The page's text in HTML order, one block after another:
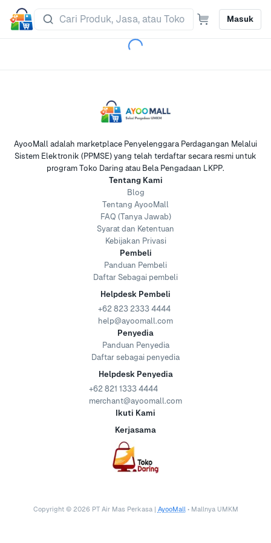
Masuk
AyooMall adalah marketplace Penyelenggara Perdagangan Melalui
Sistem Elektronik (PPMSE) yang telah terdaftar secara resmi untuk
program Toko Daring atau Bela Pengadaan LKPP.
Tentang Kami
Blog
Tentang AyooMall
FAQ (Tanya Jawab)
Syarat dan Ketentuan
Kebijakan Privasi
Pembeli
Panduan Pembeli
Daftar Sebagai pembeli
Helpdesk Pembeli
+62 823 2333 4444
help@ayoomall.com
Penyedia
Panduan Penyedia
Daftar sebagai penyedia
Helpdesk Penyedia
+62 821 1333 4444
merchant@ayoomall.com
Ikuti Kami
Kerjasama
Copyright © 2026 PT Air Mas Perkasa | AyooMall • Mallnya UMKM